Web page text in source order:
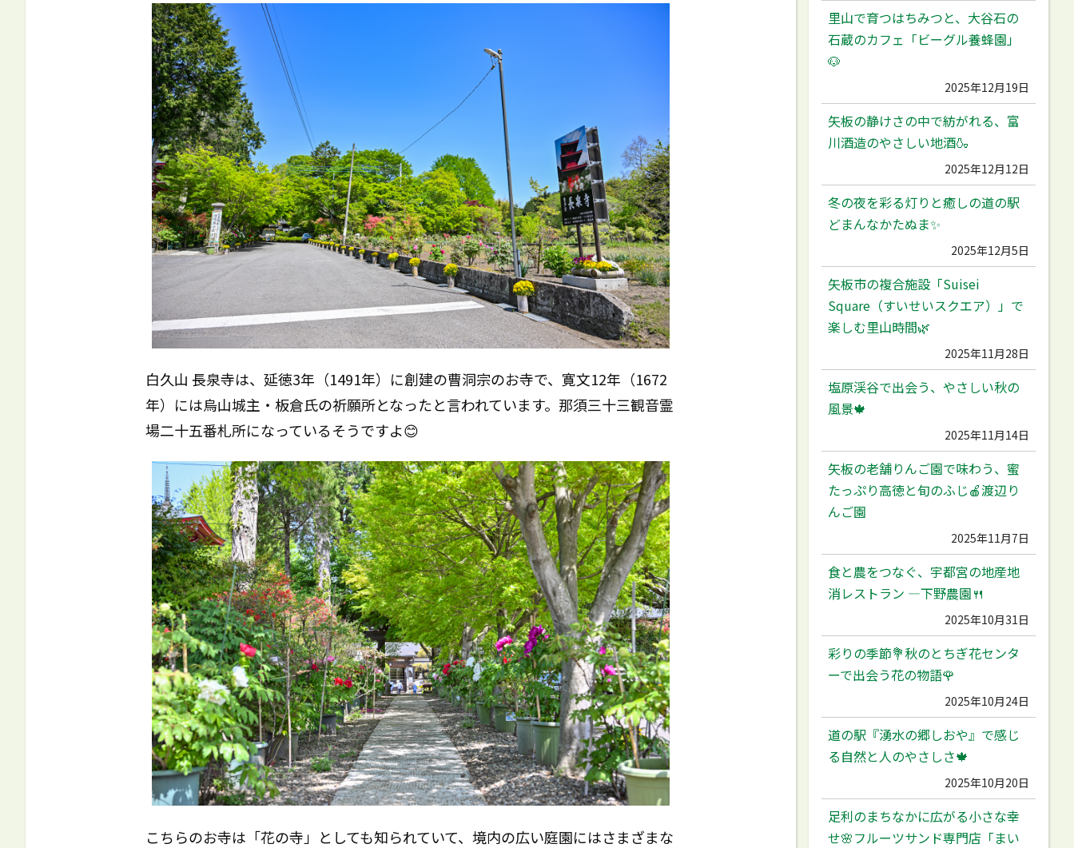
白久山 長泉寺は、延徳3年（1491年）に創建の曹洞宗のお寺で、寛文12年（1672
年）には烏山城主・板倉氏の祈願所となったと言われています。那須三十三観音霊
場二十五番札所になっているそうですよ😊
こちらのお寺は「花の寺」としても知られていて、境内の広い庭園にはさまざまな
里山で育つはちみつと、大谷石の
石蔵のカフェ「ビーグル養蜂園」
🐶
2025年12月19日
矢板の静けさの中で紡がれる、富
川酒造のやさしい地酒🍶
2025年12月12日
冬の夜を彩る灯りと癒しの道の駅
どまんなかたぬま✨
2025年12月5日
矢板市の複合施設「Suisei
Square（すいせいスクエア）」で
楽しむ里山時間🌿
2025年11月28日
塩原渓谷で出会う、やさしい秋の
風景🍁
2025年11月14日
矢板の老舗りんご園で味わう、蜜
たっぷり高徳と旬のふじ🍎渡辺り
んご園
2025年11月7日
食と農をつなぐ、宇都宮の地産地
消レストラン ―下野農園🍴
2025年10月31日
彩りの季節💐秋のとちぎ花センタ
ーで出会う花の物語🌹
2025年10月24日
道の駅『湧水の郷しおや』で感じ
る自然と人のやさしさ🍁
2025年10月20日
足利のまちなかに広がる小さな幸
せ🌸フルーツサンド専門店「まい